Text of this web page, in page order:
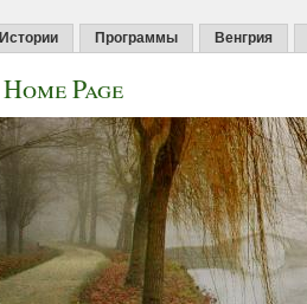
Истории Программы Венгрия
Page